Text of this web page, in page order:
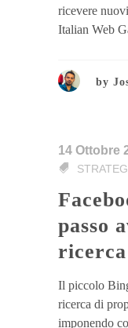
ricevere
Italian Web
by
14 Ottobre
Facebook e Bing un
passo
ricerca
Il piccolo
ricerca di
imponendo